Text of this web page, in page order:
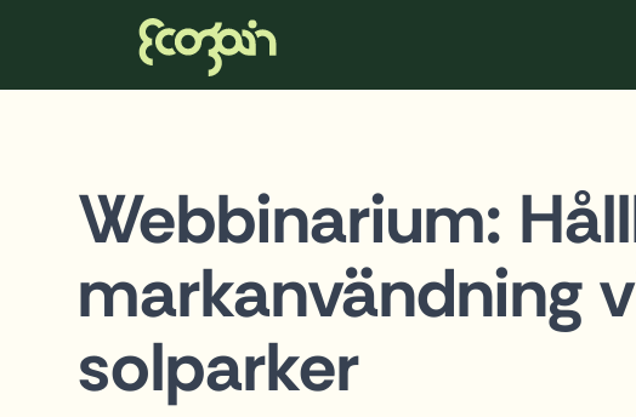
Hoppa till innehåll
Ecogain
Webbinarium:
markanvändning
solparker